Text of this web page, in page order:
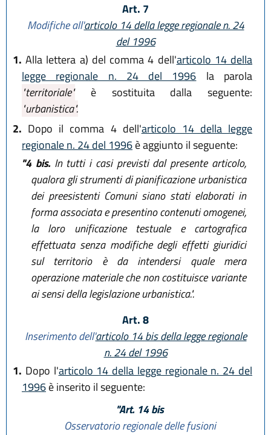
Art. 7
Modifiche all'articolo 14 della legge regionale n. 24
del 1996
1. Alla lettera a) del comma 4 dell'articolo 14 della
legge regionale n. 24 del 1996 la parola
"territoriale"è sostituita dalla seguente:
"urbanistica".
2. Dopo il comma 4 dell'articolo 14 della legge
regionale n. 24 del 1996è aggiunto il seguente:
"4 bis.In tutti i casi previsti dal presente articolo,
qualora gli strumenti di pianificazione urbanistica
dei preesistenti Comuni siano stati elaborati in
forma associata e presentino contenuti omogenei,
la loro unificazione testuale e cartografica
effettuata senza modifiche degli effetti giuridici
sul territorio è da intendersi quale mera
operazione materiale che non costituisce variante
ai sensi della legislazione urbanistica.".
Art. 8
Inserimento dell'articolo 14 bis della legge regionale
n. 24 del 1996
1. Dopo l'articolo 14 della legge regionale n. 24 del
1996è inserito il seguente:
"Art. 14 bis
Osservatorio regionale delle fusioni